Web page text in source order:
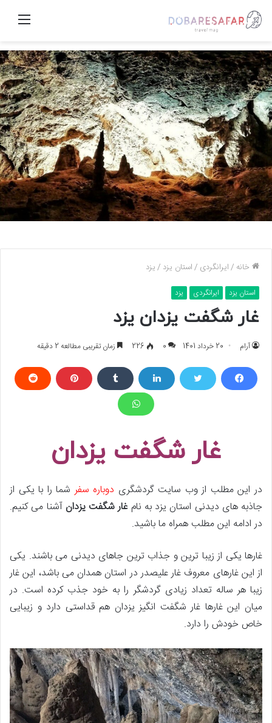
منو
خانه /ایرانگردی /استان یزد /یزد
استان یزد ایرانگردی یزد
غار شگفت یزدان یزد
آرام 20 خرداد 1401 0
226 زمان تقریبی مطالعه 2 دقیقه
غار شگفت یزدان
در این مطلب از وب سایت گردشگری دوباره سفرشما را با یکی از
جاذبه های دیدنی استان یزد به نامغار شگفتیزدان آشنا می کنیم.
در ادامه این مطلب همراه ما باشید.
غارها یکی از زیبا ترین و جذاب ترین جاهای دیدنی می باشند. یکی
از این غارهای معروف غار علیصدر در استان همدان می باشد، این غار
زیبا هر ساله تعداد زیادی گردشگر را به خود جذب کرده است. در
میان این غارها غار شگفت انگیز یزدان هم قداستی دارد و زیبایی
خاص خودش را دارد.